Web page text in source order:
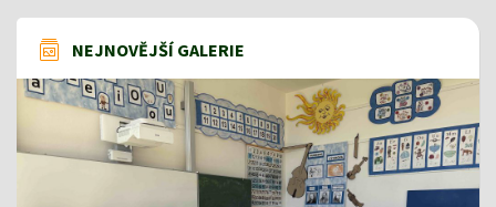
NEJNOVĚJŠÍ GALERIE